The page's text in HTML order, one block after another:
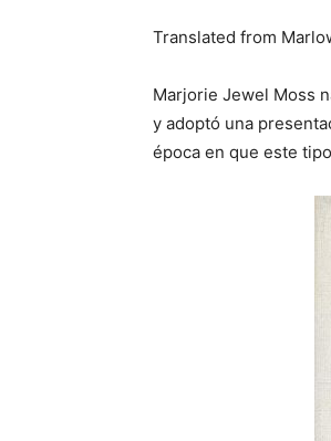
Translated from
Marjorie Jewel Moss
y adoptó una
época en que este